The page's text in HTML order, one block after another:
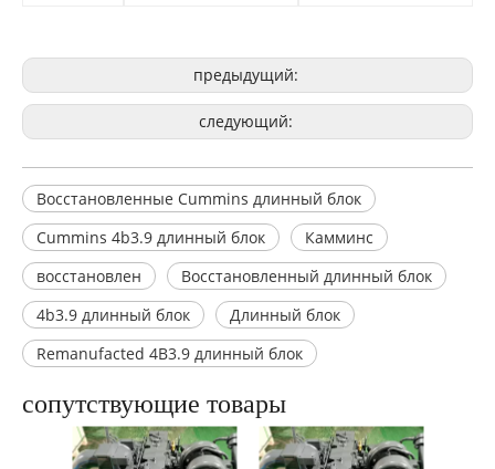
предыдущий:
следующий:
Восстановленные Cummins длинный блок
Cummins 4b3.9 длинный блок
Камминс
восстановлен
Восстановленный длинный блок
4b3.9 длинный блок
Длинный блок
Remanufacted 4B3.9 длинный блок
сопутствующие товары